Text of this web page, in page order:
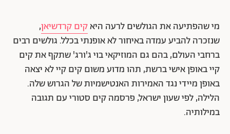
מי שהפתיעה את הגולשים לרעה היאקים קרדשיאן,
שנזכרה להביע עמדה באיחור לא אופנתי בכלל. גולשים רבים
ברחבי העולם, בהם גם המוזיקאי בוי ג'ורג' שתקף את קים
קיי באופן אישי ברשת, תהו מדוע משום קים קיי לא יצאה
באופן מיידי נגד האמירות האנטישמיות של הגרוש שלה.
הלילה, לפי שעון ישראל, פרסמה קים סטורי עם תגובה
במילותיה.